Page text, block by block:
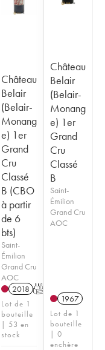
Château
Belair
(Belair-
Monang
e) 1er
Grand
Cru
Classé
B (CBO
à partir
de 6
bts)
Saint-
Émilion
Grand Cru
AOC
2018 T
Lot de 1
bouteille
| 53 en
stock
Château
Belair
(Belair-
Monang
e) 1er
Grand
Cru
Classé
B
Saint-
Émilion
Grand Cru
AOC
1967
Lot de 1
bouteille
| 0
enchère